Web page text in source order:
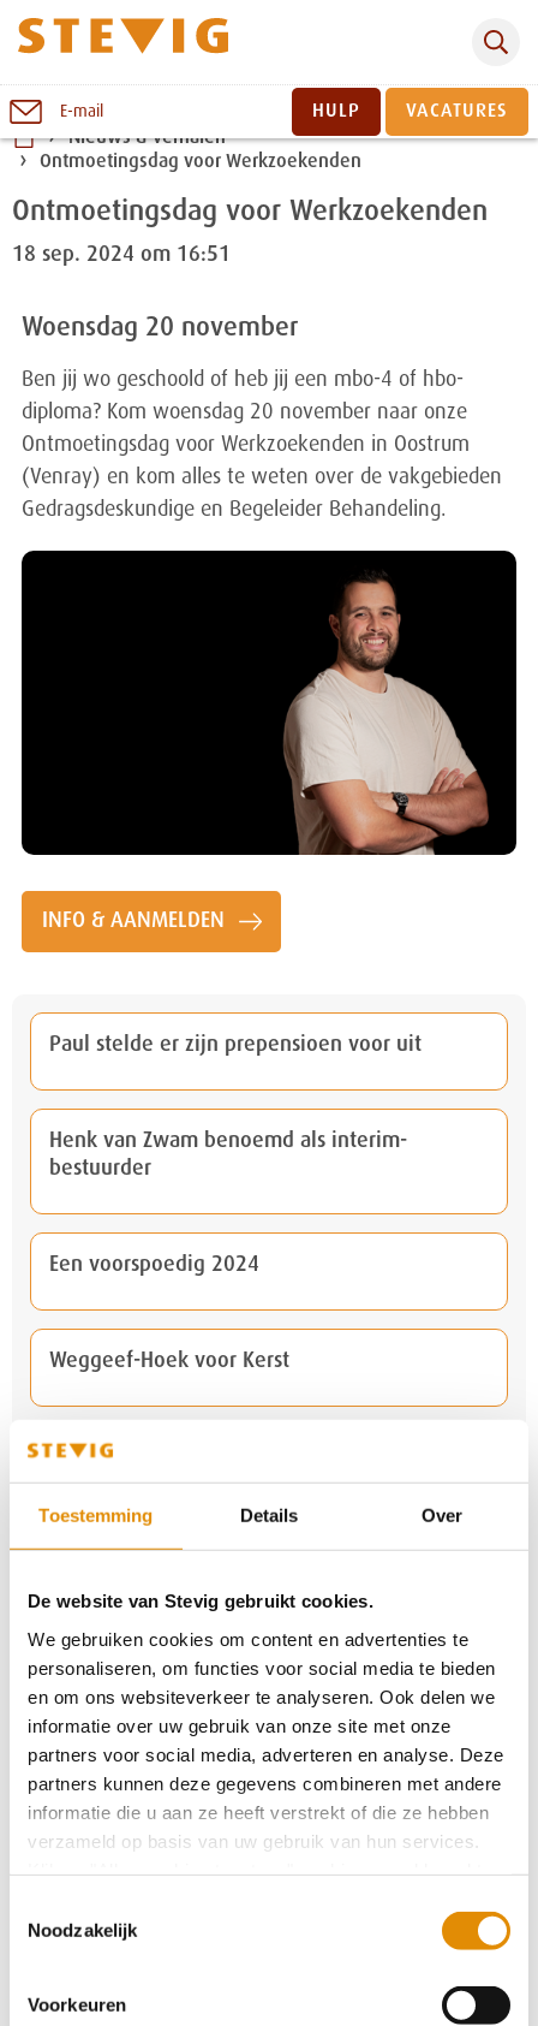
Toestemming Details Over
De website van Stevig gebruikt cookies.
We gebruiken cookies om content en advertenties te
personaliseren, om functies voor social media te bieden
en om ons websiteverkeer te analyseren. Ook delen we
informatie over uw gebruik van onze site met onze
partners voor social media, adverteren en analyse. Deze
partners kunnen deze gegevens combineren met andere
informatie die u aan ze heeft verstrekt of die ze hebben
verzameld op basis van uw gebruik van hun services.
Op onze privacypagina kunt u meer lezen over onze
cookies en via de cookie-instellingen button linksonder op
onze website kan je je toestemming op elk moment
wijzigen.
Noodzakelijk
Voorkeuren
Naar
inhoud
E-mail HULP
VACATURES
Nieuws & verhalen
Ontmoetingsdag voor Werkzoekenden
Paul stelde er zijn prepensioen voor uit
Henk van Zwam benoemd als interim-
bestuurder
Een voorspoedig 2024
Weggeef-Hoek voor Kerst
Terugblik mini-symposium
Nieuwe Werken Bij website
Ontmoetingsdag voor werkzoekenden
Stevige Praat: Marion Blom gaat,
ervaringsdeskundigheid staat
Blerick (Venlo)?
Ontmoetingsdag voor Werkzoekenden
18 sep. 2024 om 16:51
Woensdag 20 november
Ben jij wo geschoold of heb jij een mbo-4 of hbo-
diploma? Kom woensdag 20 november naar onze
Ontmoetingsdag voor Werkzoekenden in Oostrum
(Venray) en kom alles te weten over de vakgebieden
Gedragsdeskundige en Begeleider Behandeling.
INFO & AANMELDEN